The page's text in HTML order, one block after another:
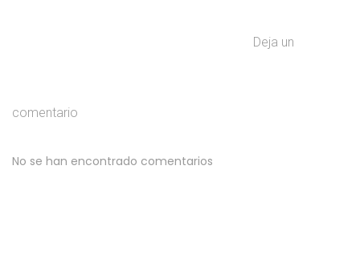
Deja un
comentario
No se han encontrado comentarios